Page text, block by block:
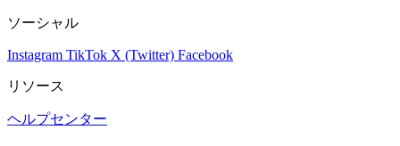
ソーシャル
Instagram TikTok X (Twitter) Facebook
リソース
ヘルプセンター